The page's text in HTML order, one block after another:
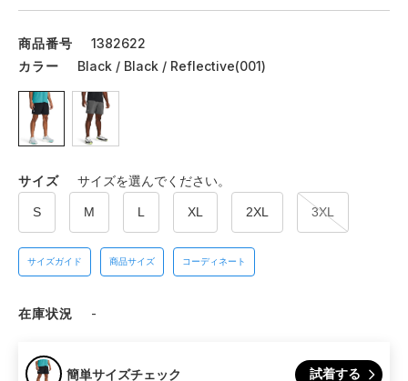
商品番号
1382622
カラー
Black / Black / Reflective(001)
サイズ サイズを選んでください。
S M L XL 2XL 3XL
サイズガイド 商品サイズ コーディネート
在庫状況 -
簡単サイズチェック 試着する